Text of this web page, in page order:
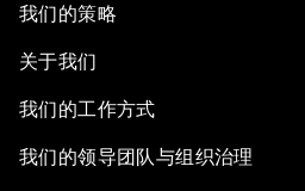
我们的策略
关于我们
我们的工作方式
我们的领导团队与组织治理